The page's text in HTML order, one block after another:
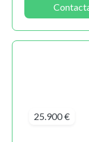
25.900 €